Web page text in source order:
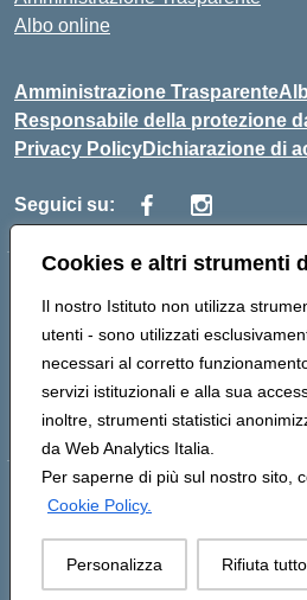
Cookies e altri strumenti
Il nostro Istituto non utilizza
utenti - sono utilizzati
necessari al corretto
servizi istituzionali e alla sua
inoltre, strumenti statistici
da Web Analytics Italia.
Per saperne di più sul nostro sito,
Cookie Policy.
Personalizza Rifiuta tutto
Albo online
Amministrazione Trasparente
Responsabile della protezione
Privacy PolicyDichiarazione di
Seguici su:
Centralino:+39091585089 Email:
Posta elettronica certificata (PEC):